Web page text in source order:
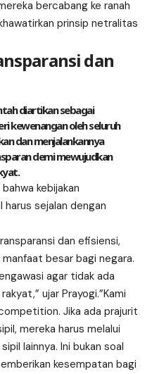
bercabang ke ranah
prinsip netralitas
dan
diartikan sebagai
kewenangan oleh seluruh
dan menjalankannya
demi mewujudkan
kebijakan
sejalan dengan
dan efisiensi,
besar bagi negara.
agar tidak ada
ujar Prayogi.”Kami
Jika ada prajurit
mereka harus melalui
lainnya. Ini bukan soal
kesempatan bagi